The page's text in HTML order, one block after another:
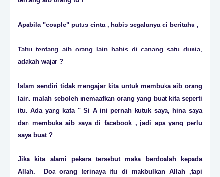
Apabila "couple" putus cinta , habis segalanya di beritahu ,
Tahu tentang aib orang lain habis di canang satu dunia,
adakah wajar ?
Islam sendiri tidak mengajar kita untuk membuka aib orang
lain, malah seboleh memaafkan orang yang buat kita seperti
itu. Ada yang kata " Si A ini pernah kutuk saya, hina saya
dan membuka aib saya di facebook , jadi apa yang perlu
saya buat ?
Jika kita alami pekara tersebut maka berdoalah kepada
Allah. Doa orang terinaya itu di makbulkan Allah ,tapi